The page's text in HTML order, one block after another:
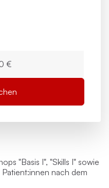
"Basis I", "Skills I" sowie
nach dem
€